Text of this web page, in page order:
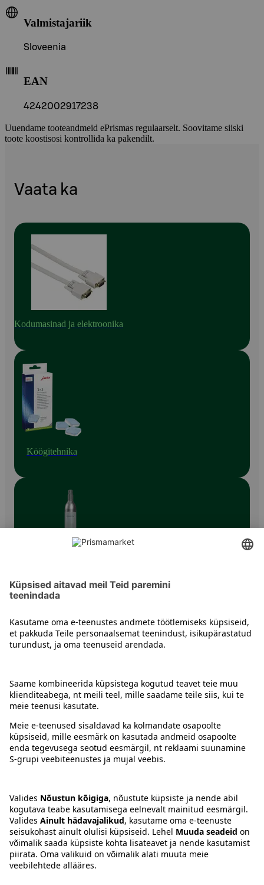
Valmistajariik
Sloveenia
EAN
4242002917238
Uuendame tooteandmeid ePrismas regulaarselt. Soovitame siiski
toote koostisosi kontrollida ka pakendilt.
Vaata ka
Kodumasinad ja elektroonika
Köögitehnika
Muud väikesed köögiseadmed
Juhised
Tingimused
Keel:ETENRU